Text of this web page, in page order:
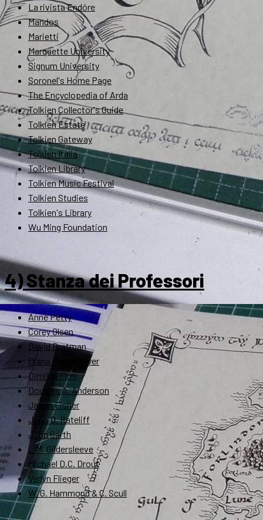
La rivista Endóre
Mandos
Marietti
Marquette University
Signum University
Soronel's Home Page
The Encyclopedia of Arda
Tolkien Collector's Guide
Tolkien Estate
Tolkien Gateway
Tolkien Italia
Tolkien Library
Tolkien Music Festival
Tolkien Studies
Tolkien's Library
Wu Ming Foundation
4) Stanza dei Professori
Anne Petty
Corey Olsen
David Bratman
Diana Pavlac Glyer
Dimitra Fimi
Douglas A. Anderson
Jason Fisher
John D. Rateliff
John Garth
L.M. Gildersleeve
Michael D.C. Drout
Verlyn Flieger
W. G. Hammond & C. Scull